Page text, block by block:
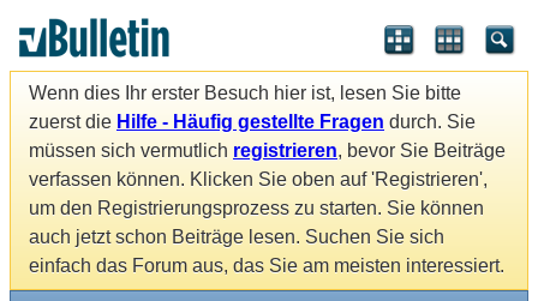
Wenn dies Ihr erster Besuch hier ist, lesen Sie bitte
zuerst die Hilfe - Häufig gestellte Fragen durch. Sie
müssen sich vermutlich registrieren, bevor Sie Beiträge
verfassen können. Klicken Sie oben auf 'Registrieren',
um den Registrierungsprozess zu starten. Sie können
auch jetzt schon Beiträge lesen. Suchen Sie sich
einfach das Forum aus, das Sie am meisten interessiert.